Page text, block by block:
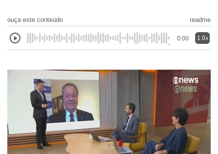
ouça este conteúdo readme
0:00 1.0x